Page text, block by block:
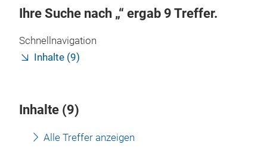
Ihre Suche nach ergab 9 Treffer.
Schnellnavigation
Inhalte (9)
Inhalte (9)
Alle Treffer anzeigen